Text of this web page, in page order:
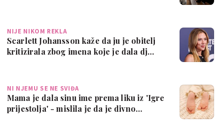
NIJE NIKOM REKLA
Scarlett Johansson kaže da ju je obitelj
kritizirala zbog imena koje je dala dj…
NI NJEMU SE NE SVIĐA
Mama je dala sinu ime prema liku iz 'Igre
prijestolja' - mislila je da je divno…